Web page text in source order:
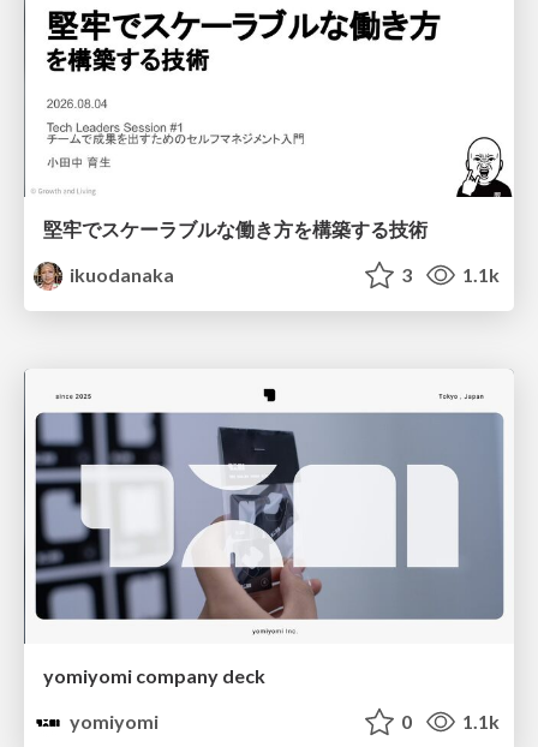
堅牢でスケーラブルな働き方を構築する技術
ikuodanaka
3 1.1k
yomiyomi company deck
yomiyomi
0 1.1k